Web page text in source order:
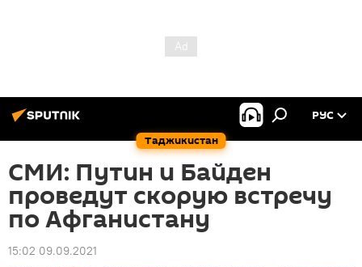
Таджикистан
РУС
СМИ: Путин и Байден
проведут скорую встречу
по Афганистану
15:02 09.09.2021